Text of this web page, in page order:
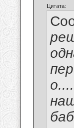
Цитата: